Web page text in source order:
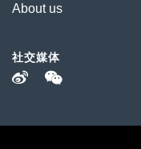
About us
社交媒体